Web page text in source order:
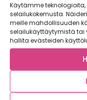
Käytämme
selailukokemusta.
meille mahdollisuuden
selailukäyttäytymistä tai
hallita evästeiden